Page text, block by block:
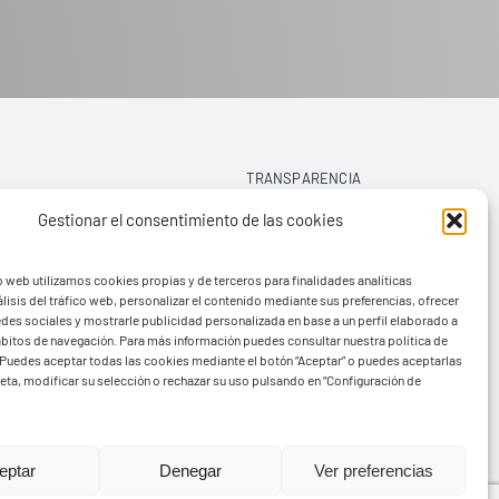
Gestionar el consentimiento de las cookies
web utilizamos cookies propias y de terceros para finalidades analíticas
del tráfico web, personalizar el contenido mediante sus preferencias, ofrecer
sociales y mostrarle publicidad personalizada en base a un perfil elaborado a
de navegación. Para más información puedes consultar nuestra política de
Puedes aceptar todas las cookies mediante el botón “Aceptar” o puedes aceptarlas
modificar su selección o rechazar su uso pulsando en “Configuración de
Denegar Ver preferencias
TRANSPARENCIA
AVISO LEGAL
POLÍTICA DE PRIVACIDAD
POLÍTICA DE COOKIES (UE)